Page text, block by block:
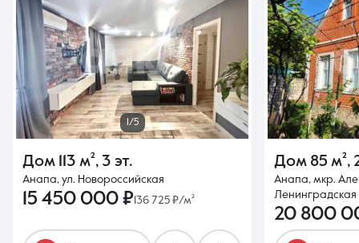
1/5
Дом 113 м², 3 эт.
Анапа, ул. Новороссийская
15 450 000 ₽ 136 725 ₽/м²
Дом 85 м²,
Анапа, мкр.
Ленинградская
20 800